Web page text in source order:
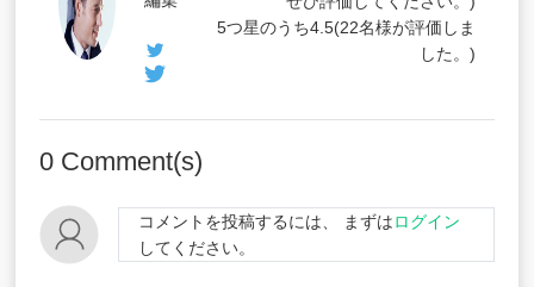
5つ星のうち4.5(22名様が評価しま
した。)
0 Comment(s)
コメントを投稿するには、 まずはログイン
してください。